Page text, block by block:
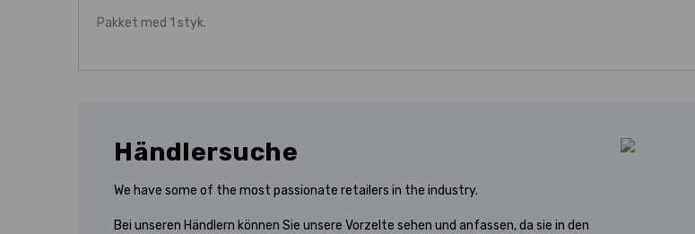
Pakket med 1 styk.
Händlersuche
We have some of the most passionate retailers in the industry.
Bei unseren Händlern können Sie unsere Vorzelte sehen und anfassen, da sie in den